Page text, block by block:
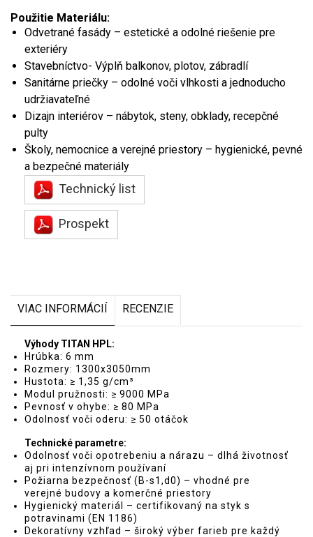
Použitie Materiálu:
Odvetrané fasády – estetické a odolné riešenie pre
exteriéry
Stavebníctvo- Výplň balkonov, plotov, zábradlí
Sanitárne priečky – odolné voči vlhkosti a jednoducho
udržiavateľné
Dizajn interiérov – nábytok, steny, obklady, recepčné
pulty
Školy, nemocnice a verejné priestory – hygienické, pevné
a bezpečné materiály
Technický list
Prospekt
VIAC INFORMÁCIÍ RECENZIE
Výhody TITAN HPL:
Hrúbka: 6 mm
Rozmery: 1300x3050mm
Hustota: ≥ 1,35 g/cm³
Modul pružnosti: ≥ 9000 MPa
Pevnosť v ohybe: ≥ 80 MPa
Odolnosť voči oderu: ≥ 50 otáčok
Technické parametre:
Odolnosť voči opotrebeniu a nárazu – dlhá životnosť
aj pri intenzívnom používaní
Požiarna bezpečnosť (B-s1,d0) – vhodné pre
verejné budovy a komerčné priestory
Hygienický materiál – certifikovaný na styk s
potravinami (EN 1186)
Dekoratívny vzhľad – široký výber farieb pre každý